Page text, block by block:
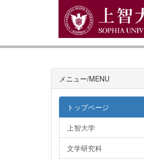
メニュー/MENU
トップページ
上智大学
文学研究科